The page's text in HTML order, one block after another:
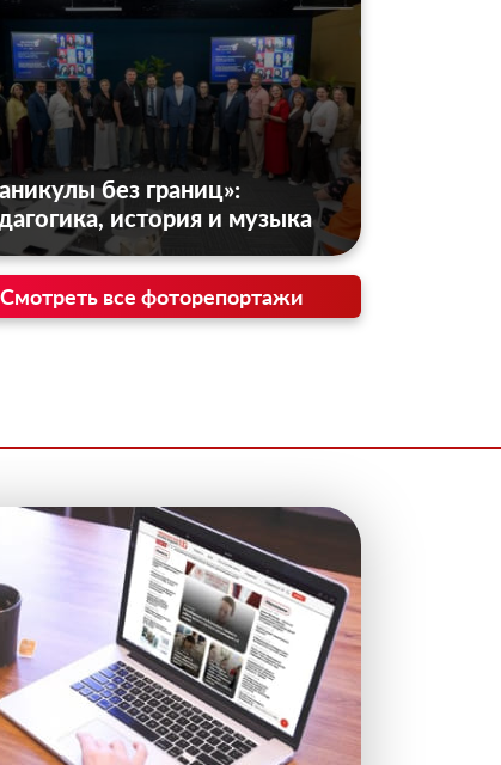
без границ»:
история и музыка
Смотреть все фоторепортажи